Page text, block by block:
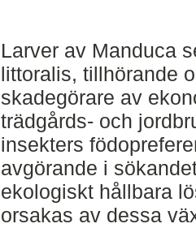
Larver av Manduca
littoralis, tillhörande
skadegörare av
trädgårds- och
insekters
avgörande i
ekologiskt hållbara
orsakas av dessa